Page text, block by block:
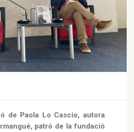
de Paola Lo Cascio, autora
patró de la fundació